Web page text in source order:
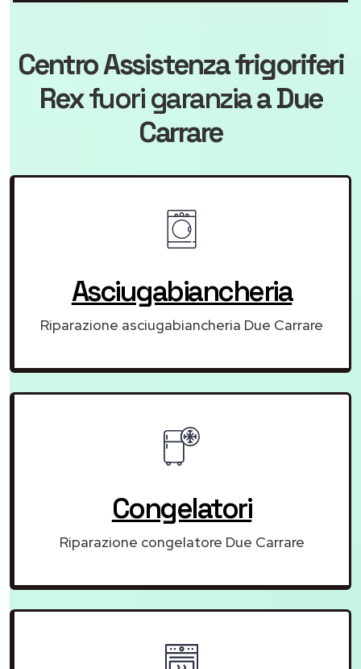
Centro Assistenza frigoriferi
Rexfuori garanziaa Due
Carrare
Asciugabiancheria
Riparazione asciugabiancheria Due Carrare
Congelatori
Riparazione congelatore Due Carrare